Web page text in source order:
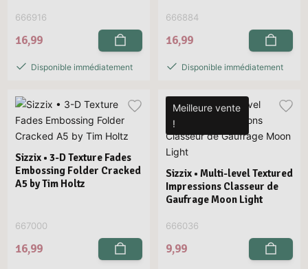
666916
16,99
Disponible immédiatement
666884
16,99
Disponible immédiatement
Sizzix • 3-D Texture Fades
Embossing Folder Cracked
A5 by Tim Holtz
667000
16,99
Meilleure vente
!
Sizzix • Multi-level Textured
Impressions Classeur de
Gaufrage Moon Light
666036
9,99